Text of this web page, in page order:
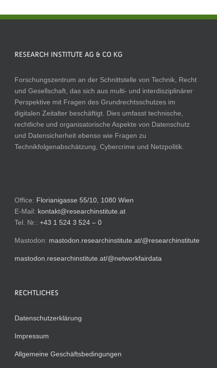
RESEARCH INSTITUTE AG & CO KG
Forschungszentrum an der Schnittstelle von Technik, Recht
und Gesellschaft, das sich aus multi- und interdisziplinärer
Perspektive mit Fragen des Grundrechtsschutzes im
digitalen Zeitalter beschäftigt. Dies umfasst technische,
rechtliche und organisatorische Aspekte von Datenschutz
und Datensicherheit ebenso wie Fragen zu
Technikfolgenabschätzung, Cybercrime und Netzpolitik.
Office: Florianigasse 55/10, 1080 Wien
E-Mail: kontakt@researchinstitute.at
Tel. Nr.: +43 1 524 3 524 – 0
Mastodon: mastodon.researchinstitute.at/@researchinstitute
mastodon.researchinstitute.at/@networkfairdata
RECHTLICHES
Datenschutzerklärung
Impressum
Allgemeine Geschäftsbedingungen